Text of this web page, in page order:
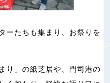
ーたちも集まり、お祭りを
り」の紙芝居や、門司港の